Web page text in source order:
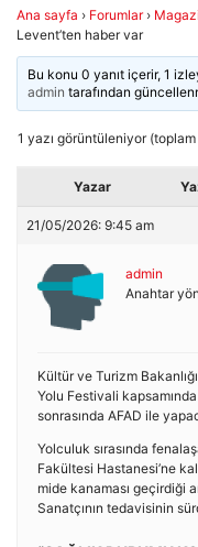
Ana sayfa › Forumlar ›
Levent’ten haber var
Bu konu 0 yanıt içerir, 1
admin tarafından
1 yazı görüntüleniyor (toplam
Yazar
21/05/2026: 9:45 am
admin
Anahtar
Kültür ve Turizm
Yolu Festivali
sonrasında AFAD ile
Yolculuk sırasında
Fakültesi Hastanesi’ne
mide kanaması geçirdiği
Sanatçının tedavisinin